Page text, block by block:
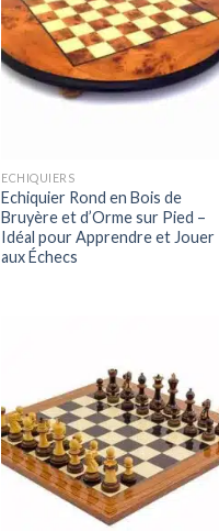
ECHIQUIERS
Echiquier Rond en Bois de
Bruyère et d’Orme sur Pied –
Idéal pour Apprendre et Jouer
aux Échecs